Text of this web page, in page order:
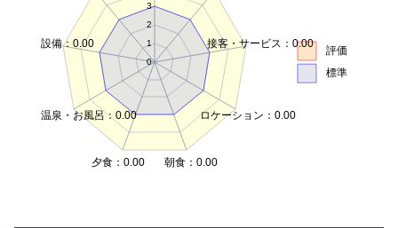
0
1
2
3
接客・サービス：0.00
ロケーション：0.00
朝食：0.00
夕食：0.00
温泉・お風呂：0.00
設備：0.00
評価
標準